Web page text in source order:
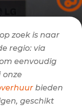
zoek is naar
regio: via
eenvoudig
onze
bieden
geschikt